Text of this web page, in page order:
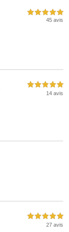
5,0 étoiles sur 5
45 avis
5,0 étoiles sur 5
14 avis
5,0 étoiles sur 5
27 avis